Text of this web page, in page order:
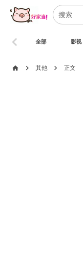
全部 影视
chevron_left
home chevron_right 其他 chevron_right 正文